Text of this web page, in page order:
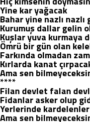
Yine kar yağacak
Bahar yine nazlı nazlı
Kurumuş dallar gelin
Kuşlar yuva kurmaya
Ömrü bir gün olan
Farkında olmadan
Kırlarda kanat
Ama sen
****
Filan devlet falan
Fidanlar asker olup
Yerlerinde
Ama sen